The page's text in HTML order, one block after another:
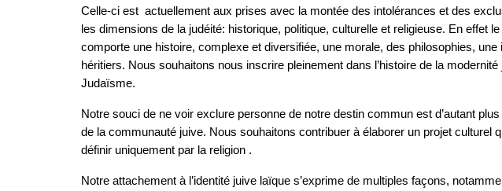
Celle-ci est actuellement aux prises avec la montée des intolérances et des
les dimensions de la judéité: historique, politique, culturelle et religieuse. En effet
comporte une histoire, complexe et diversifiée, une morale, des philosophies,
héritiers. Nous souhaitons nous inscrire pleinement dans l’histoire de la
Judaïsme.
Notre souci de ne voir exclure personne de notre destin commun est d’autant
de la communauté juive. Nous souhaitons contribuer à élaborer un projet culturel
définir uniquement par la religion .
Notre attachement à l’identité juive laïque s’exprime de multiples façons,